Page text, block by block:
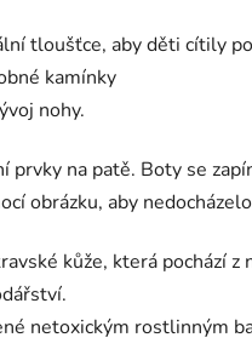
tloušťce, aby děti cítily
kamínky
nohy.
na patě. Boty se
obrázku, aby
kůže, která pochází
netoxickým rostlinným